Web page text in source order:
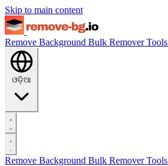
Skip to main content
Remove Background Bulk RemoverTools
ଓଡ଼ିଆ
Remove Background Bulk RemoverTools